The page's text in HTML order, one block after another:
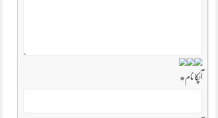
آپکا نام*